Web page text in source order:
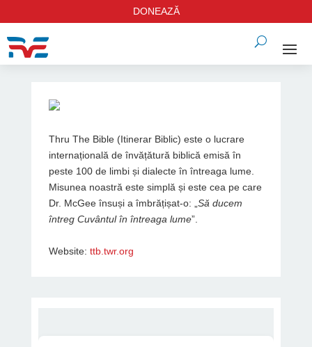
DONEAZĂ
Thru The Bible (Itinerar Biblic) este o lucrare
internațională de învățătură biblică emisă în
peste 100 de limbi și dialecte în întreaga lume.
Misunea noastră este simplă și este cea pe care
Dr. McGee însuși a îmbrățișat-o: „ Să ducem
întreg Cuvântul în întreaga lume”.
Website: ttb.twr.org